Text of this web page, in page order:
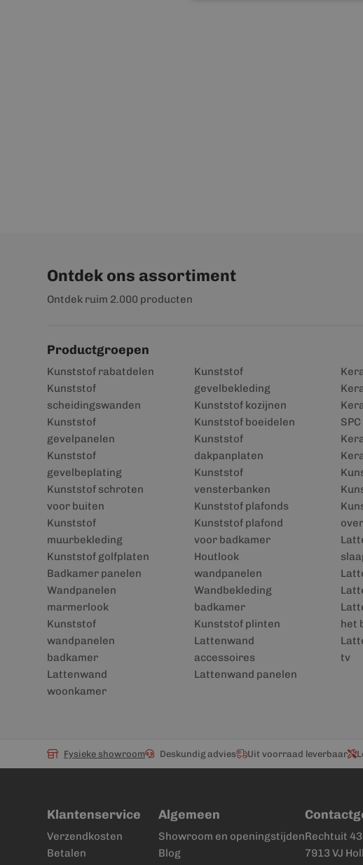
Ontdek ons assortiment
Ontdek ruim 2.000 producten
Productgroepen
Kunststof rabatdelen
Kunststof
scheidingswanden
Kunststof
gevelpanelen
Kunststof
gevelbeplating
Kunststof schroten
voor buiten
Kunststof
muurbekleding
Kunststof golfplaten
Badkamer panelen
Wandpanelen
marmerlook
Kunststof
wandpanelen
badkamer
Lattenwand
woonkamer
Kunststof
gevelbekleding
Kunststof kozijnen
Kunststof boeidelen
Kunststof
dakpanplaten
Kunststof
vensterbanken
Kunststof plafonds
Kunststof plafond
voor badkamer
Houtlook
wandpanelen
Wandbekleding
badkamer
Kunststof plinten
Lattenwand
accessoires
Lattenwand panelen
het
tv
Fysieke showroom Deskundig advies Uit voorraad leverbaar
Klantenservice
Verzendkosten
Betalen
Algemeen
Showroom en openingstijden
Blog
Rechtuit
7913 VJ